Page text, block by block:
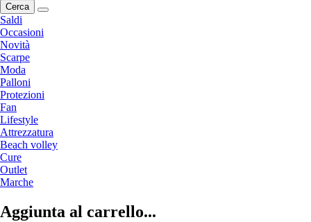
Cerca
Saldi
Occasioni
Novità
Scarpe
Moda
Palloni
Protezioni
Fan
Lifestyle
Attrezzatura
Beach volley
Cure
Outlet
Marche
Aggiunta al carrello...